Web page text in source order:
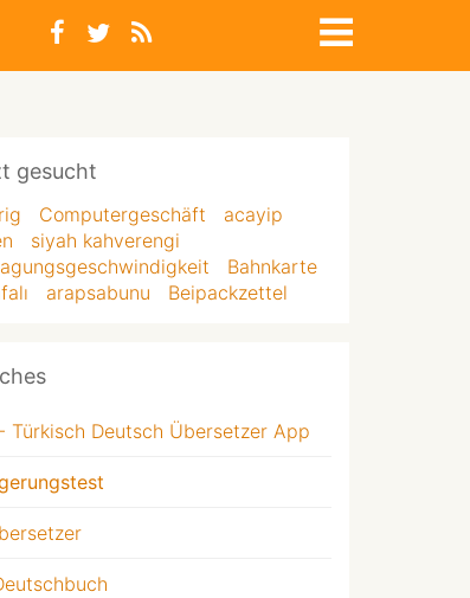
gesucht
Computergeschäft
acayip
siyah kahverengi
Bahnkarte
arapsabunu Beipackzettel
Türkisch Deutsch Übersetzer App